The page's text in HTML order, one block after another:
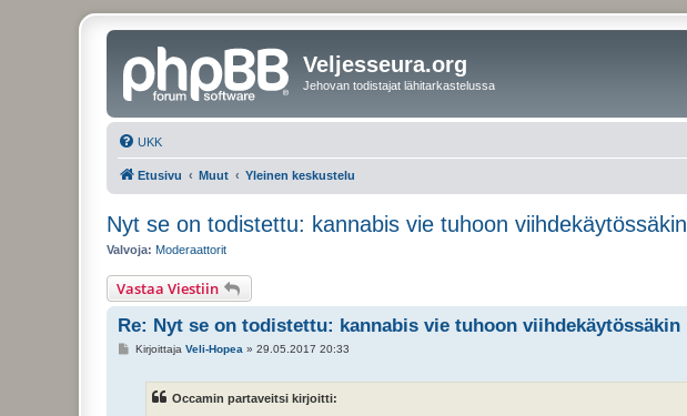
Veljesseura.org
Jehovan todistajat lähitarkastelussa
UKK
Etusivu Muut Yleinen keskustelu
Nyt se on todistettu: kannabis vie tuhoon viihdekäytössäkin
Valvoja: Moderaattorit
Vastaa Viestiin
Re: Nyt se on todistettu: kannabis vie tuhoon viihdekäytössäkin
VKirjoittaja Veli-Hopea » 29.05.2017 20:33
Occamin partaveitsi kirjoitti: